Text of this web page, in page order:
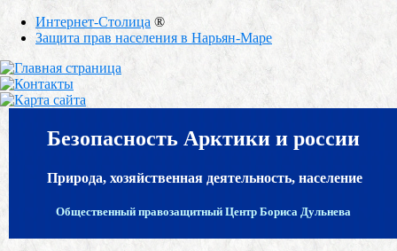
Интернет-Столица ®
Защита прав населения в Нарьян-Маре
Безопасность Арктики и россии
Природа, хозяйственная деятельность, население
Общественный правозащитный Центр Бориса Дульнева